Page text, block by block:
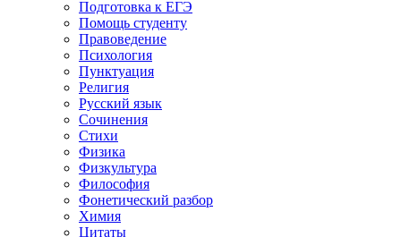
Подготовка к ЕГЭ
Помощь студенту
Правоведение
Психология
Пунктуация
Религия
Русский язык
Сочинения
Стихи
Физика
Физкультура
Философия
Фонетический разбор
Химия
Цитаты